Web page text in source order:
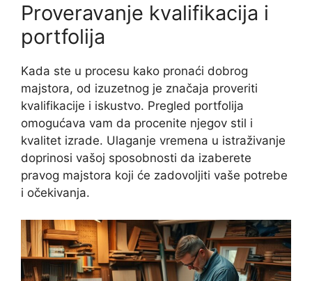
Proveravanje kvalifikacija i
portfolija
Kada ste u procesu kako pronaći dobrog
majstora, od izuzetnog je značaja proveriti
kvalifikacije i iskustvo. Pregled portfolija
omogućava vam da procenite njegov stil i
kvalitet izrade. Ulaganje vremena u istraživanje
doprinosi vašoj sposobnosti da izaberete
pravog majstora koji će zadovoljiti vaše potrebe
i očekivanja.